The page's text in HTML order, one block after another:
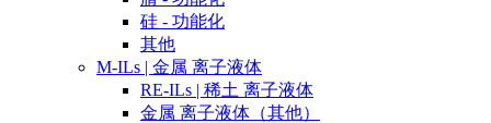
硅 - 功能化
其他
M-ILs | 金属 离子液体
RE-ILs | 稀土 离子液体
金属 离子液体（其他）